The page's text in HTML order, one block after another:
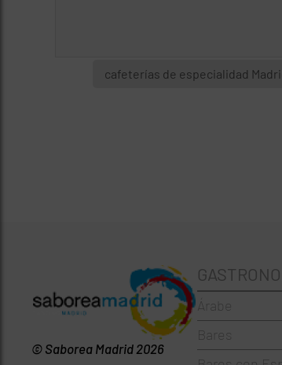
cafeterías de especialidad
© Saborea Madrid 2026
Árabe
Bares